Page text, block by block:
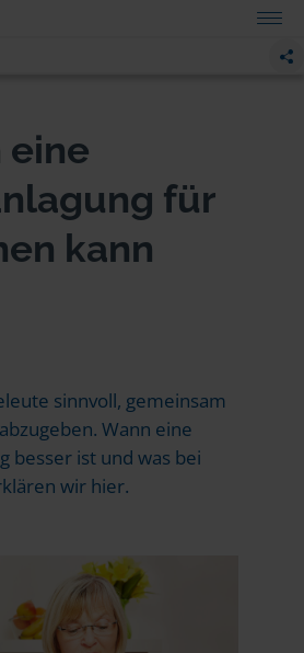
eine
für
kann
sinnvoll, gemeinsam
Wann eine
besser ist und was bei
wir hier.